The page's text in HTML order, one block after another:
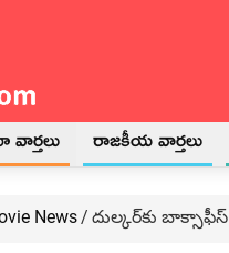
రాజకీయ వార్తలు
News/ దుల్కర్‌‌కు